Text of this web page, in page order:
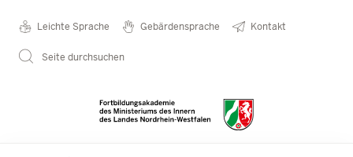
Metanavigation
Leichte Sprache Gebärdensprache Kontakt
Seite durchsuchen